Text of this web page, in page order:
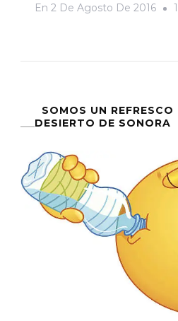
En 2 De Agosto De 2016
SOMOS UN
DESIERTO DE SONORA